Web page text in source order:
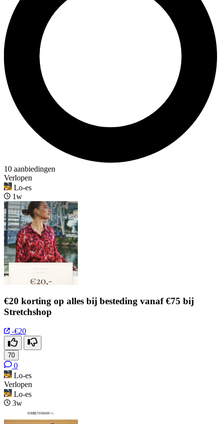
10 aanbiedingen
Verlopen
Lo-es
1w
€20 korting op alles bij besteding vanaf €75 bij
Stretchshop
-€20
70
0
Lo-es
Verlopen
Lo-es
3w